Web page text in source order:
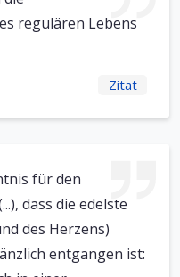
regulären Lebens
Zitat
für den
dass die edelste
des Herzens)
entgangen ist: